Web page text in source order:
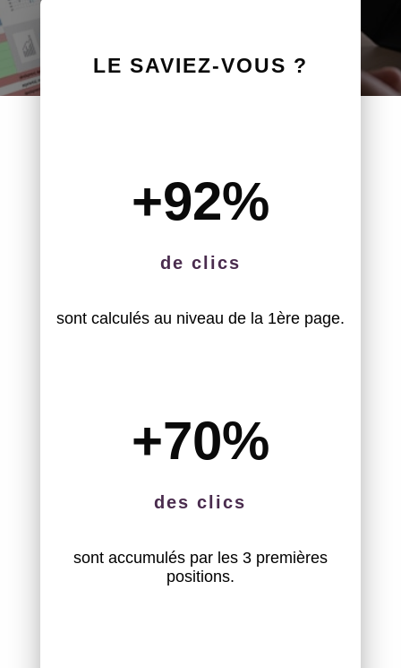
LE SAVIEZ-VOUS ?
+92%
de clics
sont calculés au niveau de la 1ère page.
+70%
des clics
sont accumulés par les 3 premières
positions.